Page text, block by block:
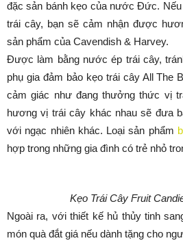
đặc sản bánh kẹo của nước Đức.
trái cây, bạn sẽ cảm nhận được
sản phẩm của Cavendish & Harvey.
Được làm bằng nước ép trái cây,
phụ gia đảm bảo kẹo trái cây All The
cảm giác như đang thưởng thức vị
hương vị trái cây khác nhau sẽ đưa
với ngạc nhiên khác. Loại sản phẩm
hợp trong những gia đình có trẻ nhỏ
Kẹo Trái Cây Fruit
Ngoài ra, với thiết kế hủ thủy tinh
món quà đắt giá nếu dành tặng cho